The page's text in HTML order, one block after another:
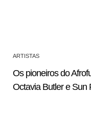
ARTISTAS
Os pioneiros do
Octavia Butler e Sun